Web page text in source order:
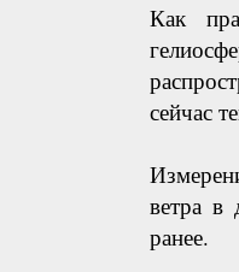
Как
сейчас
ветра в
ранее.